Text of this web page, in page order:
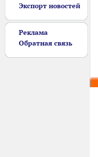
Экспорт новостей
Реклама
Обратная связь